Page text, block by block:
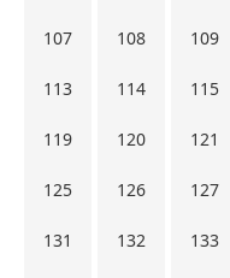
107 108 109
113 114 115
119 120 121
125 126 127
131 132 133